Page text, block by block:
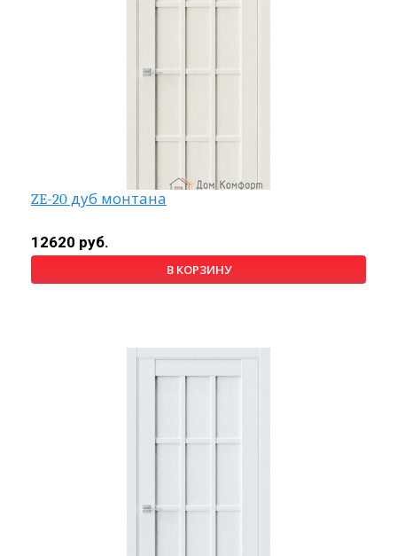
ZE-20 дуб монтана
12620 руб.
В КОРЗИНУ